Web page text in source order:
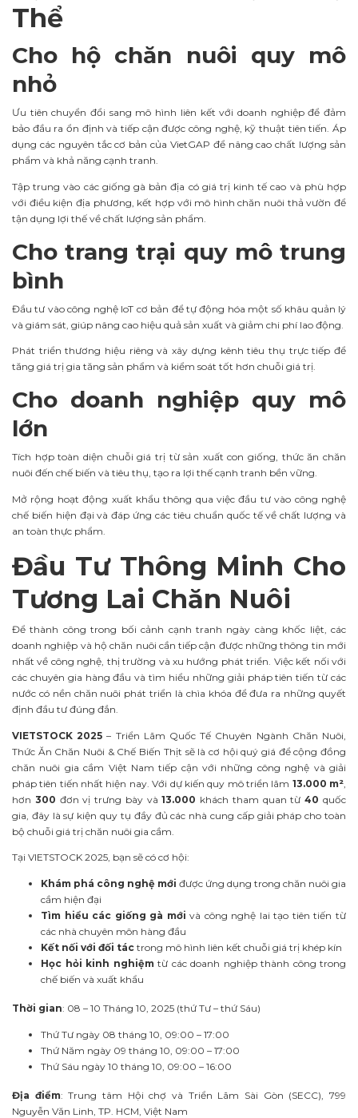
Thể
Cho hộ chăn nuôi quy mô
nhỏ
Ưu tiên chuyển đổi sang mô hình liên kết với doanh nghiệp để đảm
bảo đầu ra ổn định và tiếp cận được công nghệ, kỹ thuật tiên tiến. Áp
dụng các nguyên tắc cơ bản của VietGAP để nâng cao chất lượng sản
phẩm và khả năng cạnh tranh.
Tập trung vào các giống gà bản địa có giá trị kinh tế cao và phù hợp
với điều kiện địa phương, kết hợp với mô hình chăn nuôi thả vườn để
tận dụng lợi thế về chất lượng sản phẩm.
Cho trang trại quy mô trung
bình
Đầu tư vào công nghệ IoT cơ bản để tự động hóa một số khâu quản lý
và giám sát, giúp nâng cao hiệu quả sản xuất và giảm chi phí lao động.
Phát triển thương hiệu riêng và xây dựng kênh tiêu thụ trực tiếp để
tăng giá trị gia tăng sản phẩm và kiểm soát tốt hơn chuỗi giá trị.
Cho doanh nghiệp quy mô
lớn
Tích hợp toàn diện chuỗi giá trị từ sản xuất con giống, thức ăn chăn
nuôi đến chế biến và tiêu thụ, tạo ra lợi thế cạnh tranh bền vững.
Mở rộng hoạt động xuất khẩu thông qua việc đầu tư vào công nghệ
chế biến hiện đại và đáp ứng các tiêu chuẩn quốc tế về chất lượng và
an toàn thực phẩm.
Đầu Tư Thông Minh Cho
Tương Lai Chăn Nuôi
Để thành công trong bối cảnh cạnh tranh ngày càng khốc liệt, các
doanh nghiệp và hộ chăn nuôi cần tiếp cận được những thông tin mới
nhất về công nghệ, thị trường và xu hướng phát triển. Việc kết nối với
các chuyên gia hàng đầu và tìm hiểu những giải pháp tiên tiến từ các
nước có nền chăn nuôi phát triển là chìa khóa để đưa ra những quyết
định đầu tư đúng đắn.
VIETSTOCK 2025 – Triển Lãm Quốc Tế Chuyên Ngành Chăn Nuôi,
Thức Ăn Chăn Nuôi & Chế Biến Thịt sẽ là cơ hội quý giá để cộng đồng
chăn nuôi gia cầm Việt Nam tiếp cận với những công nghệ và giải
pháp tiên tiến nhất hiện nay. Với dự kiến quy mô triển lãm 13.000 m²
hơn 300 đơn vị trưng bày và13.000 khách tham quan từ40 quốc
gia, đây là sự kiện quy tụ đầy đủ các nhà cung cấp giải pháp cho toàn
bộ chuỗi giá trị chăn nuôi gia cầm.
Tại VIETSTOCK 2025, bạn sẽ có cơ hội:
Khám phá công nghệ mới được ứng dụng trong chăn nuôi gia
cầm hiện đại
Tìm hiểu các giống gà mới và công nghệ lai tạo tiên tiến từ
các nhà chuyên môn hàng đầu
Kết nối với đối tác trong mô hình liên kết chuỗi giá trị khép kín
Học hỏi kinh nghiệm từ các doanh nghiệp thành công trong
chế biến và xuất khẩu
Thời gian: 08 – 10 Tháng 10, 2025 (thứ Tư – thứ Sáu)
Thứ Tư ngày 08 tháng 10, 09:00 – 17:00
Thứ Năm ngày 09 tháng 10, 09:00 – 17:00
Thứ Sáu ngày 10 tháng 10, 09:00 – 16:00
Địa điểm: Trung tâm Hội chợ và Triển Lãm Sài Gòn (SECC), 799
Nguyễn Văn Linh, TP. HCM, Việt Nam